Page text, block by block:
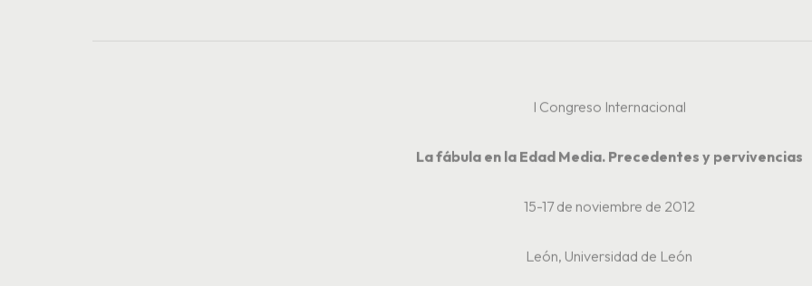
I Congreso Internacional
La fábula en la Edad Media. Precedentes y pervivencias
15-17 de noviembre de 2012
León, Universidad de León